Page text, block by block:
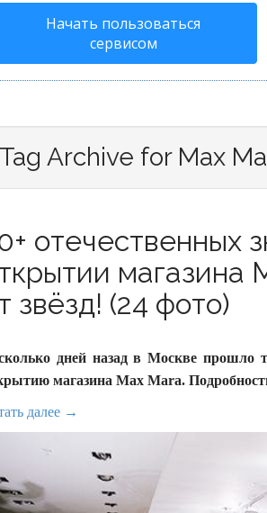
Начать пользоваться
сервисом
Tag Archive for Max
отечественных
магазина
звёзд! (24 фото)
дней назад в Москве прошло
магазина Max Mara.
далее →